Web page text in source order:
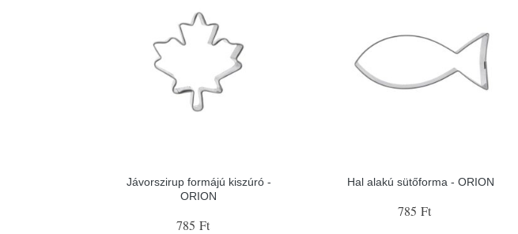
Jávorszirup formájú kiszúró -
ORION
785 Ft
Hal alakú sütőforma - ORION
785 Ft